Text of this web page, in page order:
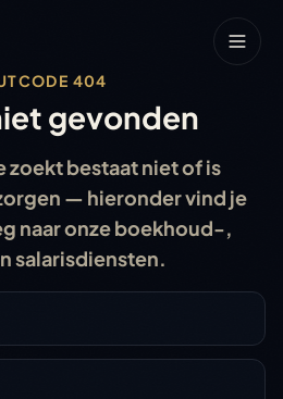
404
gevonden
zoekt bestaat niet of is
— hieronder vind je
naar onze boekhoud-,
salarisdiensten.